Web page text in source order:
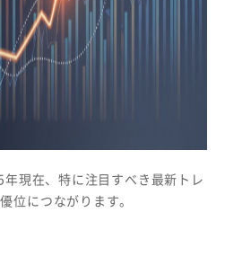
現在、特に注目すべき最新トレ
位につながります。